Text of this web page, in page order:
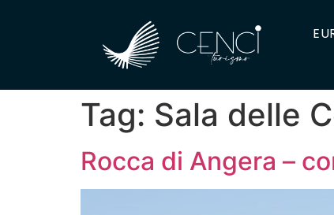
Tag: Sala delle
Rocca di Angera –